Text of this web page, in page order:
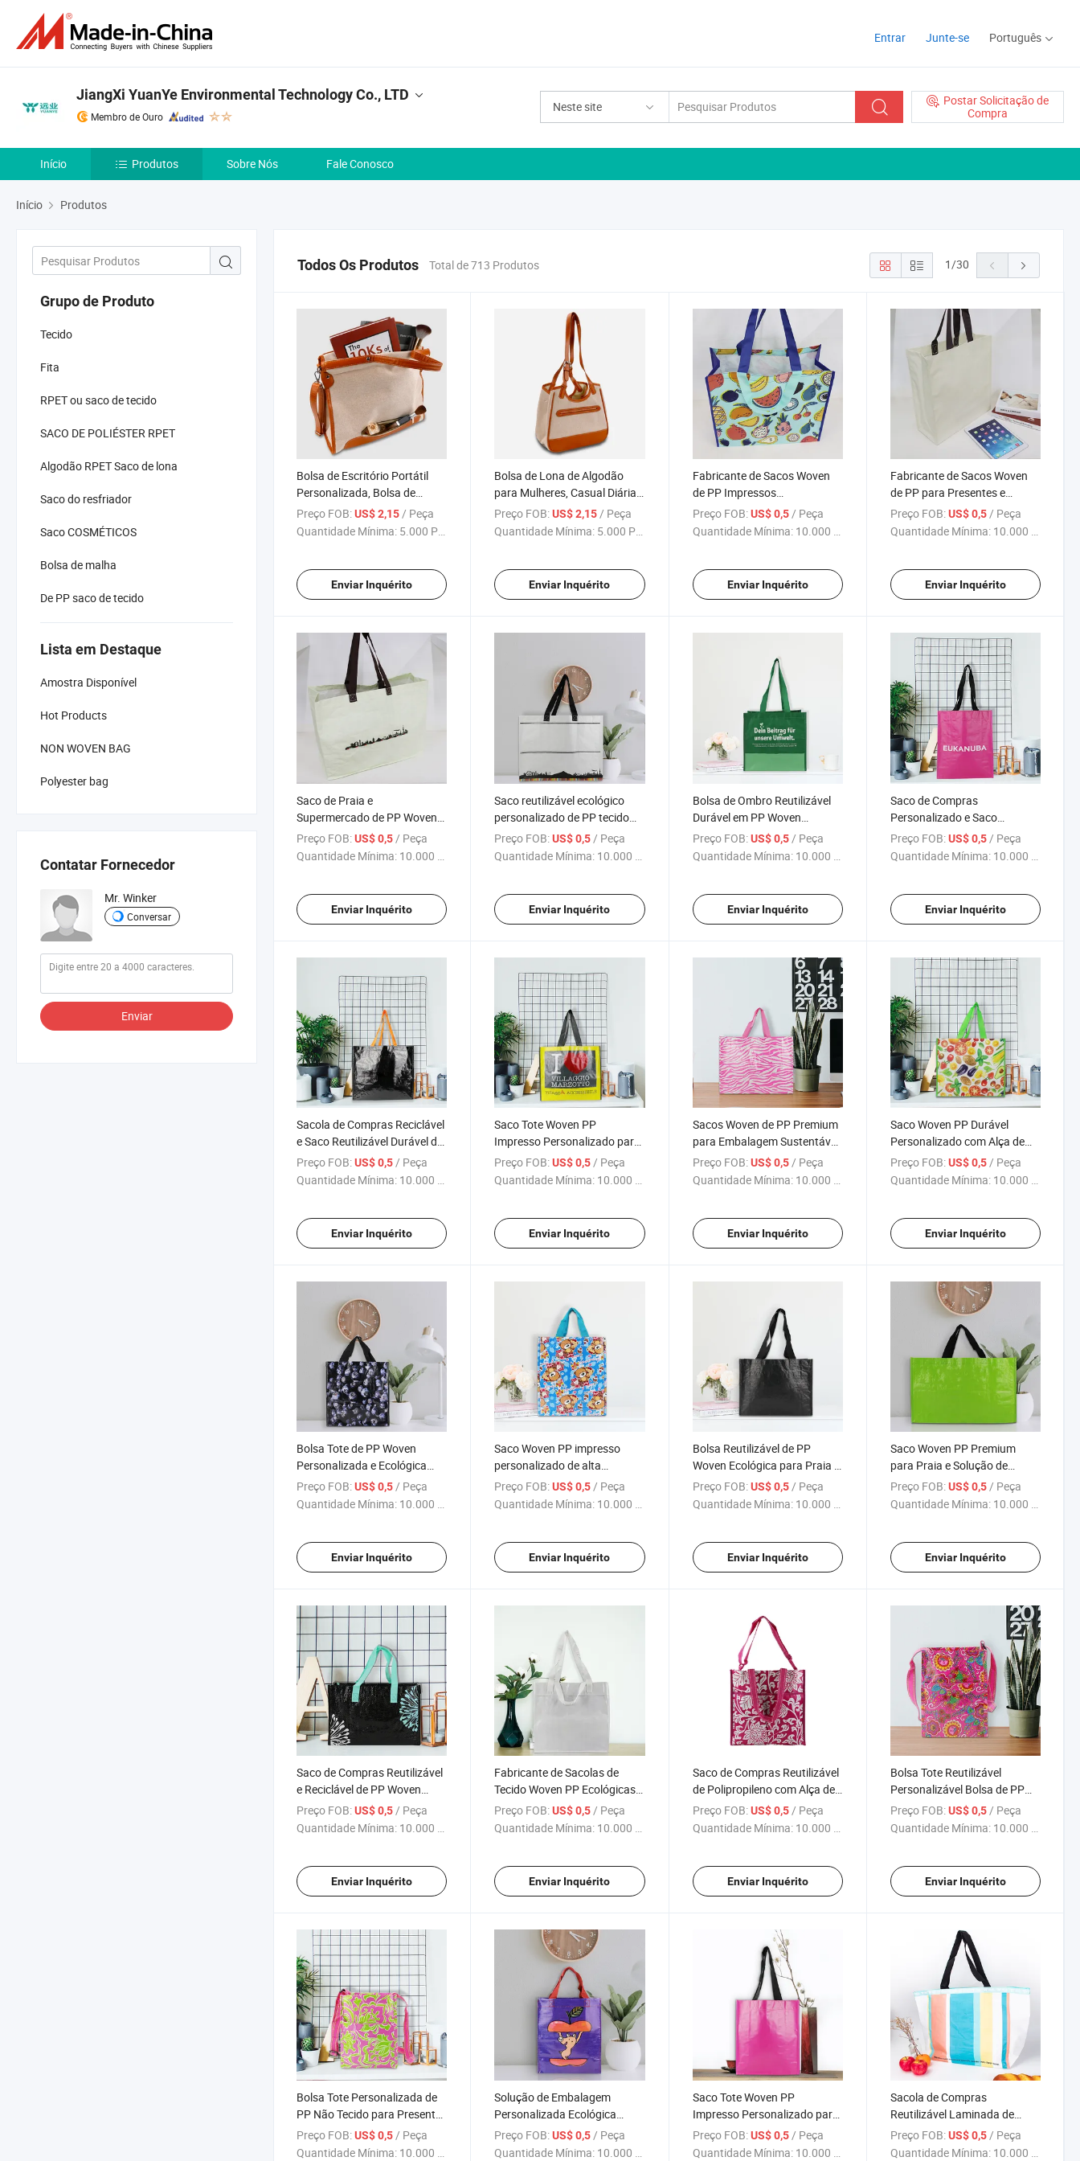
Entrar Junte-se Português
Neste site
Postar Solicitação de
Compra
JiangXi YuanYe Environmental Technology Co., LTD
Membro de Ouro
Início Produtos Sobre Nós Fale Conosco
Início Produtos
Grupo de Produto
Tecido
Fita
RPET ou saco de tecido
SACO DE POLIÉSTER RPET
Algodão RPET Saco de lona
Saco do resfriador
Saco COSMÉTICOS
Bolsa de malha
De PP saco de tecido
Lista em Destaque
Amostra Disponível
Hot Products
NON WOVEN BAG
Polyester bag
Contatar Fornecedor
Mr. Winker
Conversar
Enviar
Todos Os Produtos Total de 713 Produtos 1/30
Bolsa de Escritório Portátil
Personalizada, Bolsa de
Armazenamento para
Compras, Tote de Lona com
Preço FOB:US$ 2,15/ Peça
Quantidade Mínima: 5.000 Peças
Enviar Inquérito
Bolsa de Lona de Algodão
para Mulheres, Casual Diária,
Bolsa de Compras, Sling
Preço FOB: US$ 2,15/ Peça
Quantidade Mínima: 5.000 Peças
Enviar Inquérito
Fabricante de Sacos Woven
de PP Impressos
Personalizados para
Presentes e Compras
Preço FOB: US$ 0,5/ Peça
Quantidade Mínima: 10.000 Peças
Enviar Inquérito
Fabricante de Sacos Woven
de PP para Presentes e
Compras - Saco de
Embalagem Reutilizável com
Preço FOB: US$ 0,5/ Peça
Quantidade Mínima: 10.000 Peças
Enviar Inquérito
Saco de Praia e
Supermercado de PP Woven
Impresso Personalizado -
Saco de Embalagem
Preço FOB:US$ 0,5 / Peça
Quantidade Mínima: 10.000 Peças
Enviar Inquérito
Saco reutilizável ecológico
personalizado de PP tecido
com cordão de malha
promocional e para compras
Preço FOB: US$ 0,5 / Peça
Quantidade Mínima: 10.000 Peças
Enviar Inquérito
Bolsa de Ombro Reutilizável
Durável em PP Woven
Ecológica para Presentes e
Compras
Preço FOB: US$ 0,5 / Peça
Quantidade Mínima: 10.000 Peças
Enviar Inquérito
Saco de Compras
Personalizado e Saco
Reutilizável Durável de PP
Woven
Preço FOB: US$ 0,5 / Peça
Quantidade Mínima: 10.000 Peças
Enviar Inquérito
Sacola de Compras Reciclável
e Saco Reutilizável Durável de
Polipropileno Woven
Preço FOB:US$ 0,5 / Peça
Quantidade Mínima: 10.000 Peças
Enviar Inquérito
Saco Tote Woven PP
Impresso Personalizado para
Presentes e Compras
Preço FOB: US$ 0,5 / Peça
Quantidade Mínima: 10.000 Peças
Enviar Inquérito
Sacos Woven de PP Premium
para Embalagem Sustentável
e Estilosa
Preço FOB: US$ 0,5 / Peça
Quantidade Mínima: 10.000 Peças
Enviar Inquérito
Saco Woven PP Durável
Personalizado com Alça de
Ombro - Ideal para Uso na
Praia e Compras
Preço FOB: US$ 0,5 / Peça
Quantidade Mínima: 10.000 Peças
Enviar Inquérito
Bolsa Tote de PP Woven
Personalizada e Ecológica
para Presentes e Compras
Preço FOB:US$ 0,5/ Peça
Quantidade Mínima: 10.000 Peças
Enviar Inquérito
Saco Woven PP impresso
personalizado de alta
qualidade para solução de
embalagem e
Preço FOB: US$ 0,5 / Peça
Quantidade Mínima: 10.000 Peças
Enviar Inquérito
Bolsa Reutilizável de PP
Woven Ecológica para Praia e
Mercearia com Alça de Ombro
Preço FOB: US$ 0,5/ Peça
Quantidade Mínima: 10.000 Peças
Enviar Inquérito
Saco Woven PP Premium
para Praia e Solução de
Embalagem para Compras
Preço FOB: US$ 0,5/ Peça
Quantidade Mínima: 10.000 Peças
Enviar Inquérito
Saco de Compras Reutilizável
e Reciclável de PP Woven
Impresso com Alça para
Ombro
Preço FOB:US$ 0,5/ Peça
Quantidade Mínima: 10.000 Peças
Enviar Inquérito
Fabricante de Sacolas de
Tecido Woven PP Ecológicas
para Impressão
Personalizada e Compras
Preço FOB: US$ 0,5/ Peça
Quantidade Mínima: 10.000 Peças
Enviar Inquérito
Saco de Compras Reutilizável
de Polipropileno com Alça de
Ombro
Preço FOB: US$ 0,5/ Peça
Quantidade Mínima: 10.000 Peças
Enviar Inquérito
Bolsa Tote Reutilizável
Personalizável Bolsa de PP
Woven Durável com Alça
Ajustável
Preço FOB: US$ 0,5/ Peça
Quantidade Mínima: 10.000 Peças
Enviar Inquérito
Bolsa Tote Personalizada de
PP Não Tecido para Presentes
e Compras com Alça de
Ombro
Preço FOB:US$ 0,5 / Peça
Quantidade Mínima: 10.000 Peças
Solução de Embalagem
Personalizada Ecológica
Reutilizável em Sacola de
Polipropileno para Compras
Preço FOB: US$ 0,5 / Peça
Quantidade Mínima: 10.000 Peças
Saco Tote Woven PP
Impresso Personalizado para
Presentes e Compras -
Embalagem Reutilizável
Preço FOB: US$ 0,5 / Peça
Quantidade Mínima: 10.000 Peças
Sacola de Compras
Reutilizável Laminada de
Polipropileno Personalizada
para Armazenamento de
Preço FOB: US$ 0,5 / Peça
Quantidade Mínima: 10.000 Peças